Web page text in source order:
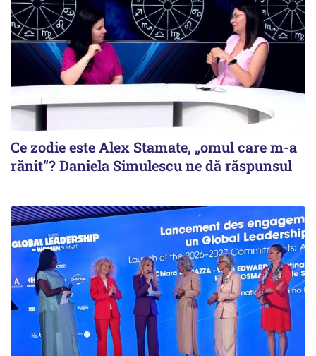
Ce zodie este Alex Stamate, „omul care m-a
rănit”? Daniela Simulescu ne dă răspunsul